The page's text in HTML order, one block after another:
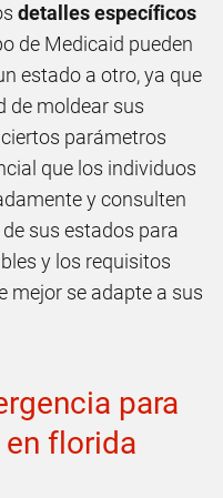
detalles específicos
de Medicaid pueden
estado a otro, ya que
de moldear sus
parámetros
que los individuos
y consulten
sus estados para
y los requisitos
mejor se adapte a sus
para
florida